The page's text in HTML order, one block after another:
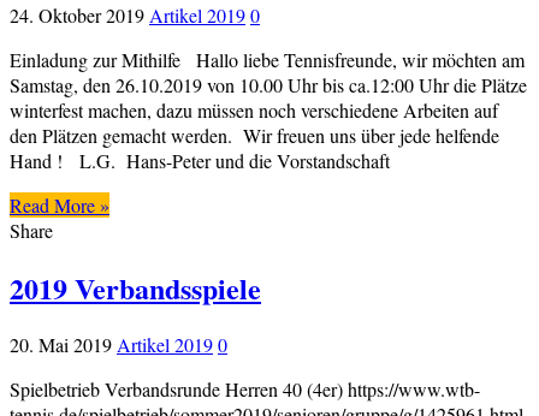
24. Oktober 2019 Artikel 20190
Einladung zur Mithilfe Hallo liebe Tennisfreunde, wir möchten am
Samstag, den 26.10.2019 von 10.00 Uhr bis ca.12:00 Uhr die Plätze
winterfest machen, dazu müssen noch verschiedene Arbeiten auf
den Plätzen gemacht werden. Wir freuen uns über jede helfende
Hand ! L.G. Hans-Peter und die Vorstandschaft
Read More »
Share
2019 Verbandsspiele
20. Mai 2019Artikel 20190
Spielbetrieb Verbandsrunde Herren 40 (4er) https://www.wtb-